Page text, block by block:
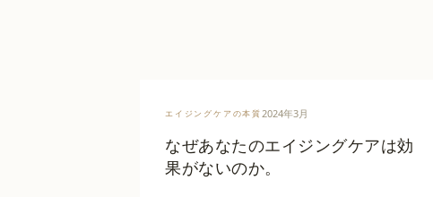
エイジングケアの本質2024年3月
なぜあなたのエイジングケアは効
果がないのか。